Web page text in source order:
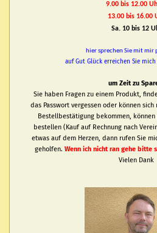
9.00 bis 12.00
13.00 bis 16.00
Sa. 10 bis 12
hier sprechen Sie mit mir
auf Gut Glück erreichen Sie
um Zeit zu
Sie haben Fragen zu einem Produkt,
das Passwort vergessen oder können
Bestellbestätigung bekommen,
bestellen (Kauf auf Rechnung nach
etwas auf dem Herzen, dann rufen Sie
geholfen. Wenn ich nicht ran gehe bitte
Vielen Dank